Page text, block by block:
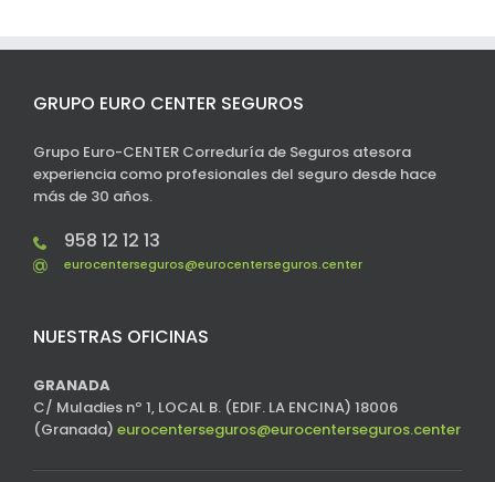
GRUPO EURO CENTER SEGUROS
Grupo Euro-CENTER Correduría de Seguros atesora
experiencia como profesionales del seguro desde hace
más de 30 años.
958 12 12 13
eurocenterseguros@eurocenterseguros.center
NUESTRAS OFICINAS
GRANADA
C/ Muladies nº 1, LOCAL B. (EDIF. LA ENCINA) 18006
(Granada) eurocenterseguros@eurocenterseguros.center